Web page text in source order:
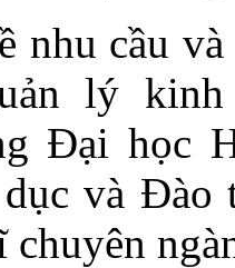
nhu cầu
lý
Đại học
và Đào
chuyên